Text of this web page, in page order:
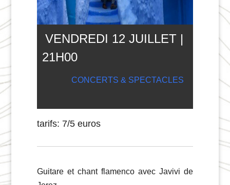
VENDREDI 12 JUILLET |
21H00
CONCERTS & SPECTACLES
tarifs: 7/5 euros
Guitare et chant flamenco avec Javivi de